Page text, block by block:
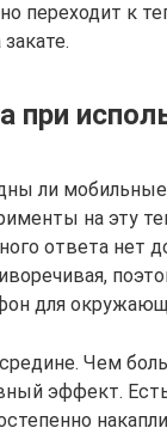
переходит к
при
ли
на эту
ответа нет
для
Чем
эффект.